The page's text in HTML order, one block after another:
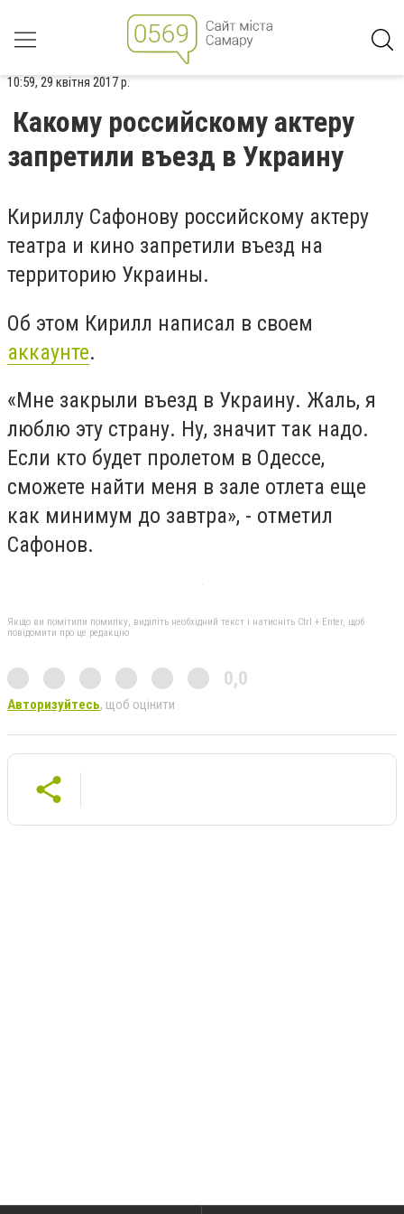
10:59, 29 квітня 2017 р.
Какому российскому актеру
запретили въезд в Украину
Кириллу Сафонову российскому актеру
театра и кино запретили въезд на
территорию Украины.
Об этом Кирилл написал в своем
аккаунте.
«Мне закрыли въезд в Украину. Жаль, я
люблю эту страну. Ну, значит так надо.
Если кто будет пролетом в Одессе,
сможете найти меня в зале отлета еще
как минимум до завтра», - отметил
Сафонов.
Якщо ви помітили помилку, виділіть необхідний текст і натисніть Ctrl + Enter, щоб
повідомити про це редакцію
0,0
Авторизуйтесь, щоб оцінити